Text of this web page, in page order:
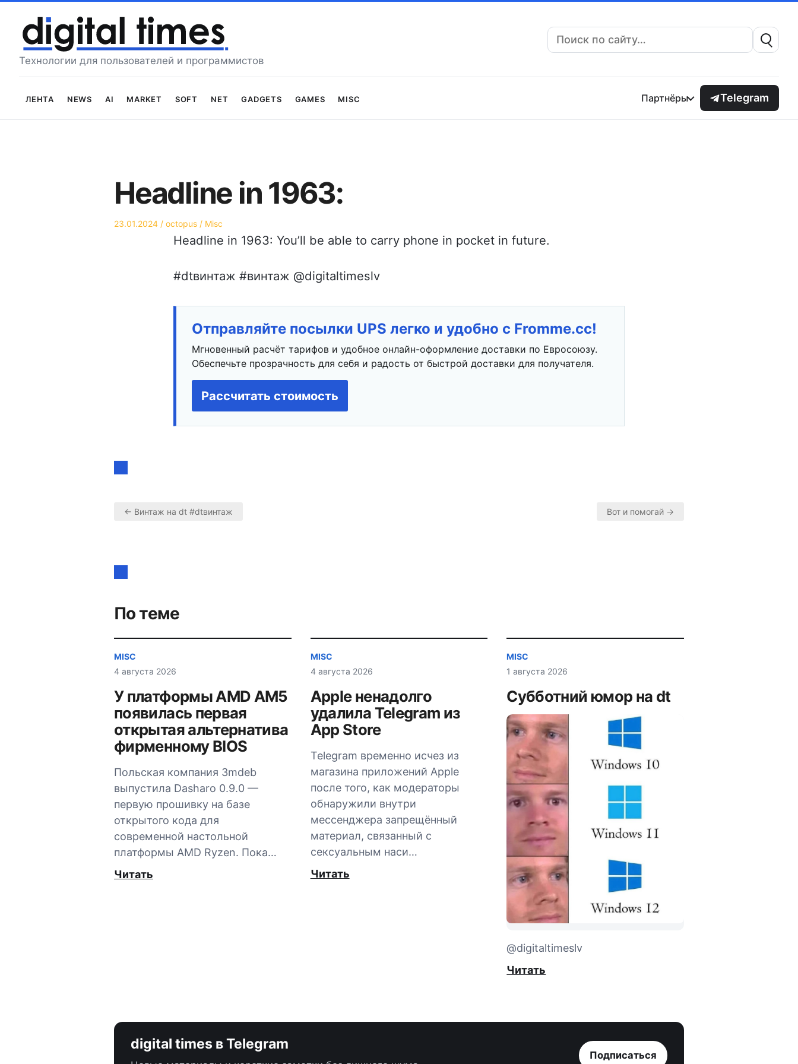
содержимому
Технологии для пользователей и программистов
Поиск:
Лента News AI Market Soft Net Gadgets Games Misc Партнёры Telegram
Headline in 1963:
Опубликовано
23.01.2024 Автор
octopus
Опубликовано
в
Misc
Headline in 1963: You’ll be able to carry phone in pocket in future.
#dtвинтаж #винтаж @digitaltimeslv
Отправляйте посылки UPS легко и удобно с Fromme.cc!
Мгновенный расчёт тарифов и удобное онлайн-оформление доставки по Евросоюзу.
Обеспечьте прозрачность для себя и радость от быстрой доставки для получателя.
Рассчитать стоимость
по
записям
← Винтаж на dt #dtвинтаж Вот и помогай →
По теме
MISC
4 августа 2026
У платформы AMD AM5
появилась первая
открытая альтернатива
фирменному BIOS
Польская компания 3mdeb
выпустила Dasharo 0.9.0 —
первую прошивку на базе
открытого кода для
современной настольной
платформы AMD Ryzen. Пока…
Читать
MISC
4 августа 2026
Apple ненадолго
удалила Telegram из
App Store
Telegram временно исчез из
магазина приложений Apple
после того, как модераторы
обнаружили внутри
мессенджера запрещённый
материал, связанный с
сексуальным наси…
Читать
MISC
1 августа 2026
Субботний юмор на dt
@digitaltimeslv
Читать
digital times в Telegram
Подписаться